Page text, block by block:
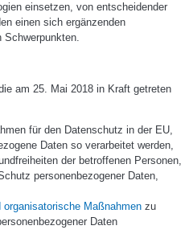
einsetzen, von entscheidender
einen sich ergänzenden
Schwerpunkten.
am 25. Mai 2018 in Kraft getreten
für den Datenschutz in der EU,
Daten so verarbeitet werden,
der betroffenen Personen,
personenbezogener Daten,
Maßnahmenzu
Daten